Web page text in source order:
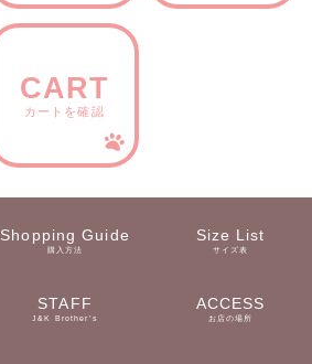
CART
カートを確認
Shopping Guide
購入方法
Size List
サイズ表
STAFF
J&K Brother’s
ACCESS
お店の場所